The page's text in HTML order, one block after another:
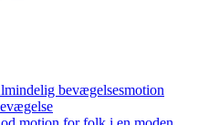
bevægelsesmotion